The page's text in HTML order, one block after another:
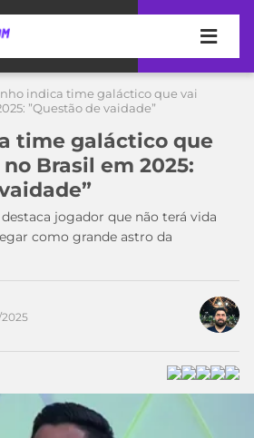
indica time galáctico que vai
⁠”Questão de vaidade”
time galáctico que
Brasil em 2025:
jogador que não terá vida
como grande astro da